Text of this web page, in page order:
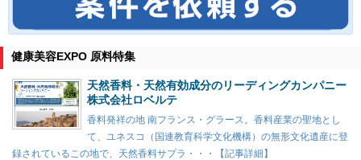
健康美容EXPO 原料特集
天然香料・天然有効成分のリーディングカンパニー
株式会社ロベルテ
香料発祥の地 南フランス・グラース。香料産業の聖地とし
て、ユネスコ（国連教育科学文化機構）の無形文化遺産に登
録されているこの地で、天然香料サプラ・・・【記事詳細】